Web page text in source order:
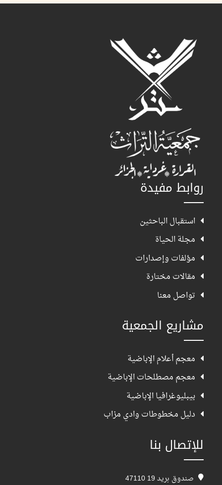
روابط مفيدة
استقبال الباحثين
مجلة الحياة
مؤلفات وإصدارات
مقالات مختارة
تواصل معنا
مشاريع الجمعية
معجم أعلام الإباضية
معجم مصطلحات الإباضية
بيبليوغرافيا الإباضية
دليل مخطوطات وادي مزاب
للإتصال بنا
صندوق بريد 19 47110